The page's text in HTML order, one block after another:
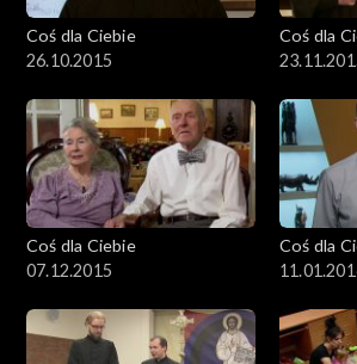
Coś dla Ciebie
26.10.2015
Coś dla
Coś dla Ciebie
07.12.2015
Coś dla